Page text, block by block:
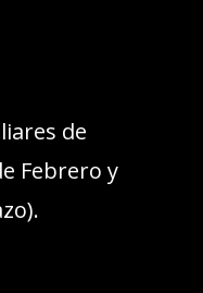
de
Febrero y